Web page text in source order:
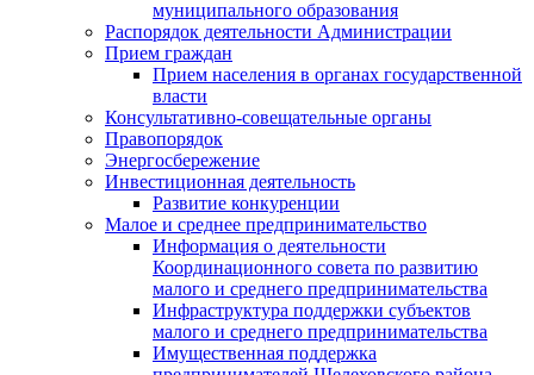
муниципального образования
Распорядок деятельности Администрации
Прием граждан
Прием населения в органах государственной
власти
Консультативно-совещательные органы
Правопорядок
Энергосбережение
Инвестиционная деятельность
Развитие конкуренции
Малое и среднее предпринимательство
Информация о деятельности
Координационного совета по развитию
малого и среднего предпринимательства
Инфраструктура поддержки субъектов
малого и среднего предпринимательства
Имущественная поддержка